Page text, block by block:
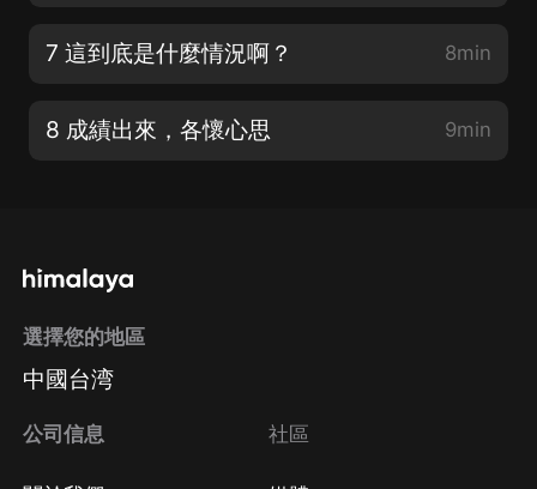
7 這到底是什麼情況啊？ 8min
8 成績出來，各懷心思 9min
選擇您的地區
中國台湾
公司信息 社區